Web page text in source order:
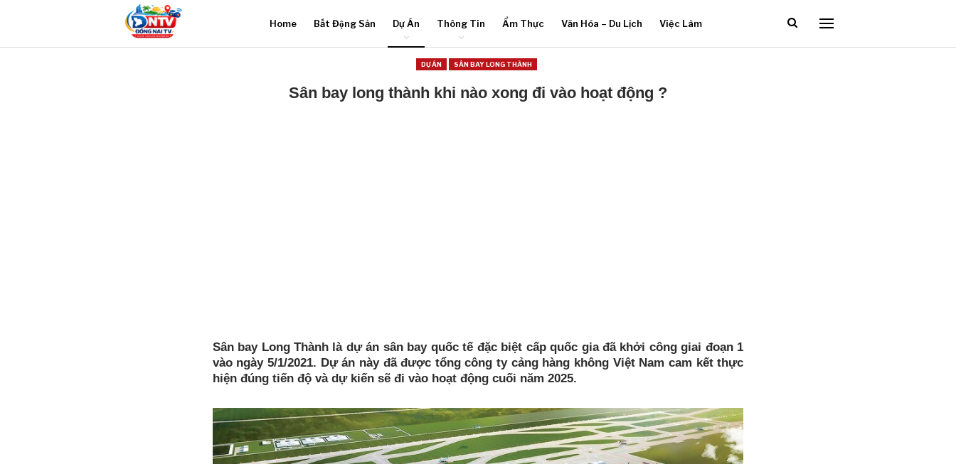
Home Bất Động Sản Dự Án Thông Tin Ẩm Thực Văn Hóa – Du Lịch Việc Làm
DỰ ÁN SÂN BAY LONG THÀNH
Sân bay long thành khi nào xong đi vào hoạt động ?
Sân bay Long Thành là dự án sân bay quốc tế đặc biệt cấp quốc gia đã khởi công giai đoạn 1
vào ngày 5/1/2021. Dự án này đã được tổng công ty cảng hàng không Việt Nam cam kết thực
hiện đúng tiến độ và dự kiến sẽ đi vào hoạt động cuối năm 2025.